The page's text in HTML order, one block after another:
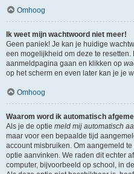
Omhoog
Ik weet mijn wachtwoord niet meer!
Geen paniek! Je kan je huidige
een mogelijkheid om deze te resetten.
aanmeldpagina gaan en klikken op
op het scherm en even later kan je je
Omhoog
Waarom word ik automatisch
Als je de optie meld mij automatisch
maar voor een bepaalde tijd
account misbruiken. Om aangemeld
optie aanvinken. We raden dit echter
computer, bijvoorbeeld op school, in